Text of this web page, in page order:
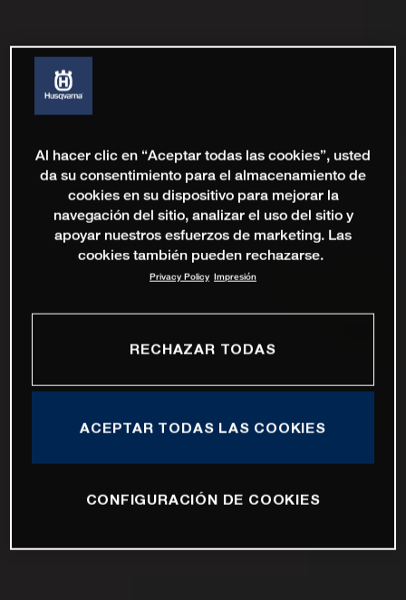
Al hacer clic en “Aceptar todas las cookies”, usted
da su consentimiento para el almacenamiento de
cookies en su dispositivo para mejorar la
navegación del sitio, analizar el uso del sitio y
apoyar nuestros esfuerzos de marketing. Las
cookies también pueden rechazarse.
Privacy Policy Impresión
RECHAZAR TODAS
ACEPTAR TODAS LAS COOKIES
CONFIGURACIÓN DE COOKIES